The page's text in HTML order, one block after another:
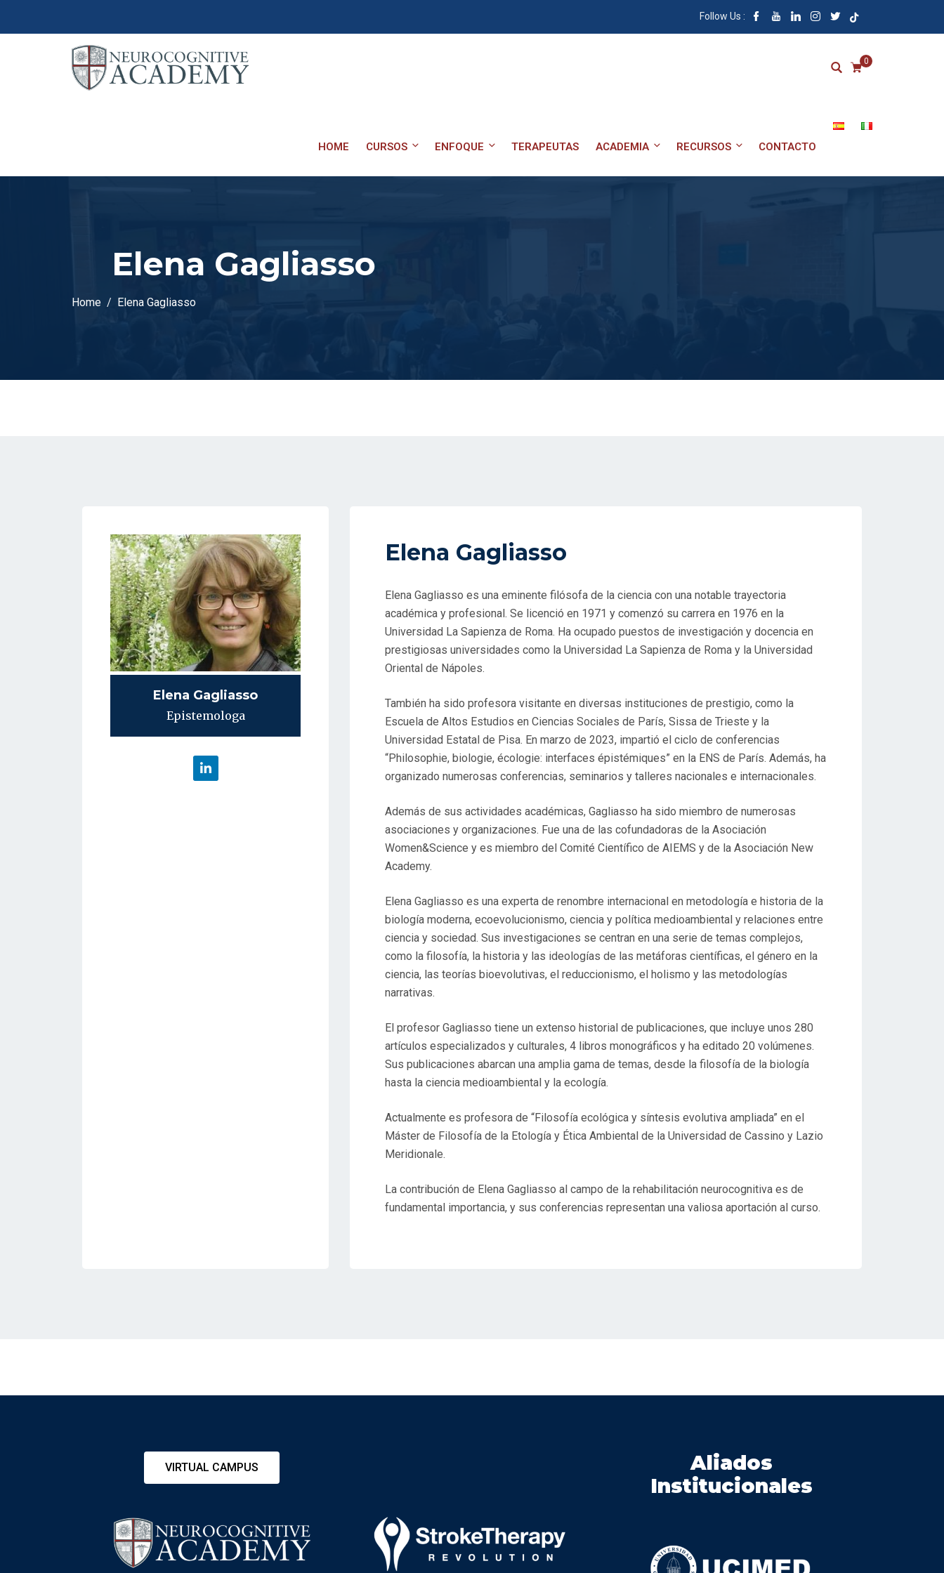
Follow Us :
0
HOME CURSOS ENFOQUE TERAPEUTAS ACADEMIA RECURSOS CONTACTO
Elena Gagliasso
Home Elena Gagliasso
Elena Gagliasso
Epistemologa
Elena Gagliasso
Elena Gagliasso es una eminente filósofa de la ciencia con una notable trayectoria
académica y profesional. Se licenció en 1971 y comenzó su carrera en 1976 en la
Universidad La Sapienza de Roma. Ha ocupado puestos de investigación y docencia en
prestigiosas universidades como la Universidad La Sapienza de Roma y la Universidad
Oriental de Nápoles.
También ha sido profesora visitante en diversas instituciones de prestigio, como la
Escuela de Altos Estudios en Ciencias Sociales de París, Sissa de Trieste y la
Universidad Estatal de Pisa. En marzo de 2023, impartió el ciclo de conferencias
“Philosophie, biologie, écologie: interfaces épistémiques” en la ENS de París. Además, ha
organizado numerosas conferencias, seminarios y talleres nacionales e internacionales.
Además de sus actividades académicas, Gagliasso ha sido miembro de numerosas
asociaciones y organizaciones. Fue una de las cofundadoras de la Asociación
Women&Science y es miembro del Comité Científico de AIEMS y de la Asociación New
Academy.
Elena Gagliasso es una experta de renombre internacional en metodología e historia de la
biología moderna, ecoevolucionismo, ciencia y política medioambiental y relaciones entre
ciencia y sociedad. Sus investigaciones se centran en una serie de temas complejos,
como la filosofía, la historia y las ideologías de las metáforas científicas, el género en la
ciencia, las teorías bioevolutivas, el reduccionismo, el holismo y las metodologías
narrativas.
El profesor Gagliasso tiene un extenso historial de publicaciones, que incluye unos 280
artículos especializados y culturales, 4 libros monográficos y ha editado 20 volúmenes.
Sus publicaciones abarcan una amplia gama de temas, desde la filosofía de la biología
hasta la ciencia medioambiental y la ecología.
Actualmente es profesora de “Filosofía ecológica y síntesis evolutiva ampliada” en el
Máster de Filosofía de la Etología y Ética Ambiental de la Universidad de Cassino y Lazio
Meridionale.
La contribución de Elena Gagliasso al campo de la rehabilitación neurocognitiva es de
fundamental importancia, y sus conferencias representan una valiosa aportación al curso.
VIRTUAL CAMPUS
Aliados
Institucionales